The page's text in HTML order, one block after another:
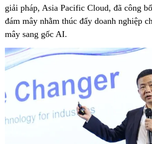
giải pháp, Asia Pacific Cloud, đã công
đám mây nhằm thúc đẩy doanh nghiệp
mây sang gốc AI.